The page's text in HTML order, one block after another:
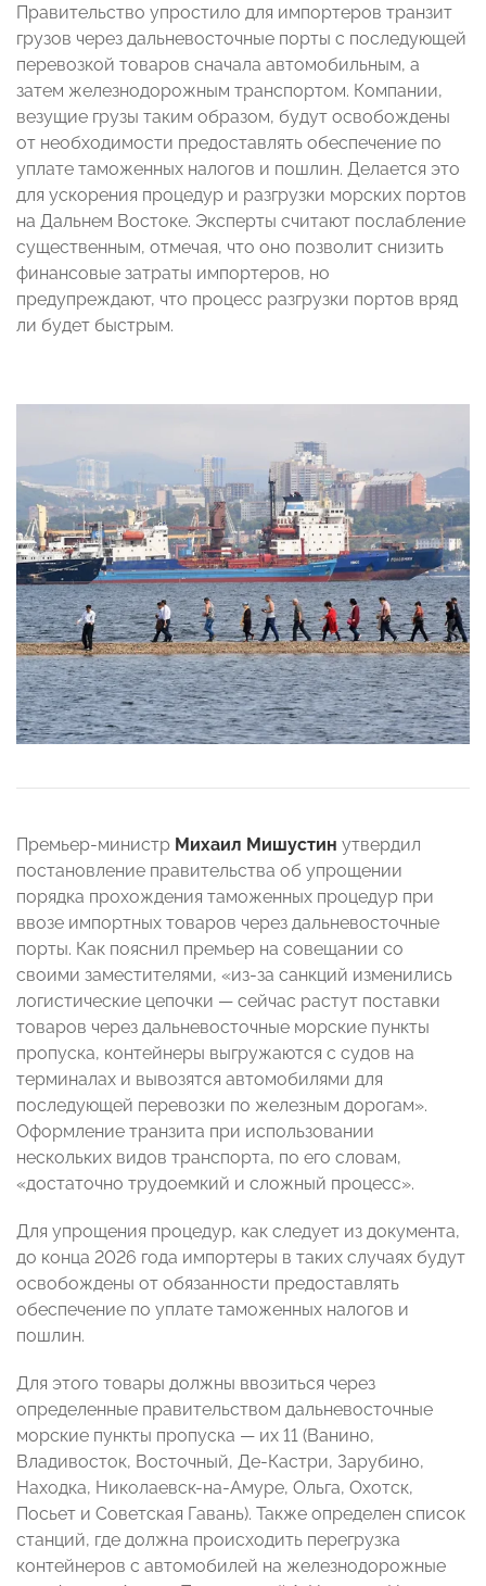
Правительство упростило для импортеров транзит
грузов через дальневосточные порты с последующей
перевозкой товаров сначала автомобильным, а
затем железнодорожным транспортом. Компании,
везущие грузы таким образом, будут освобождены
от необходимости предоставлять обеспечение по
уплате таможенных налогов и пошлин. Делается это
для ускорения процедур и разгрузки морских портов
на Дальнем Востоке. Эксперты считают послабление
существенным, отмечая, что оно позволит снизить
финансовые затраты импортеров, но
предупреждают, что процесс разгрузки портов вряд
ли будет быстрым.
Премьер-министр Михаил Мишустин утвердил
постановление правительства об упрощении
порядка прохождения таможенных процедур при
ввозе импортных товаров через дальневосточные
порты. Как пояснил премьер на совещании со
своими заместителями, «из-за санкций изменились
логистические цепочки — сейчас растут поставки
товаров через дальневосточные морские пункты
пропуска, контейнеры выгружаются с судов на
терминалах и вывозятся автомобилями для
последующей перевозки по железным дорогам».
Оформление транзита при использовании
нескольких видов транспорта, по его словам,
«достаточно трудоемкий и сложный процесс».
Для упрощения процедур, как следует из документа,
до конца 2026 года импортеры в таких случаях будут
освобождены от обязанности предоставлять
обеспечение по уплате таможенных налогов и
пошлин.
Для этого товары должны ввозиться через
определенные правительством дальневосточные
морские пункты пропуска — их 11 (Ванино,
Владивосток, Восточный, Де-Кастри, Зарубино,
Находка, Николаевск-на-Амуре, Ольга, Охотск,
Посьет и Советская Гавань). Также определен список
станций, где должна происходить перегрузка
контейнеров с автомобилей на железнодорожные